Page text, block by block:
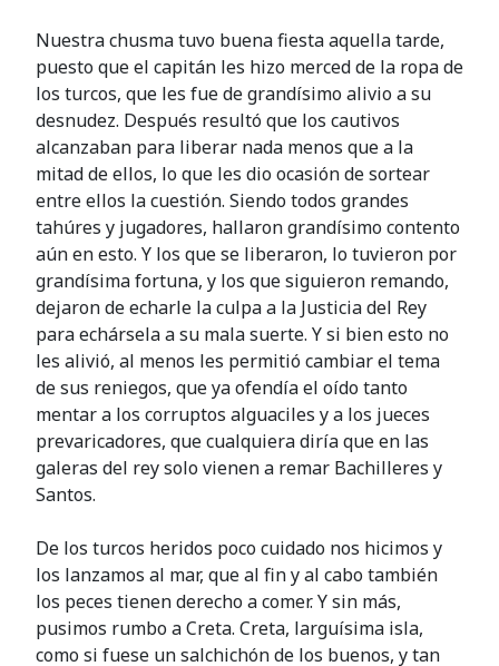
Nuestra chusma tuvo buena fiesta aquella tarde,
puesto que el capitán les hizo merced de la ropa de
los turcos, que les fue de grandísimo alivio a su
desnudez. Después resultó que los cautivos
alcanzaban para liberar nada menos que a la
mitad de ellos, lo que les dio ocasión de sortear
entre ellos la cuestión. Siendo todos grandes
tahúres y jugadores, hallaron grandísimo contento
aún en esto. Y los que se liberaron, lo tuvieron por
grandísima fortuna, y los que siguieron remando,
dejaron de echarle la culpa a la Justicia del Rey
para echársela a su mala suerte. Y si bien esto no
les alivió, al menos les permitió cambiar el tema
de sus reniegos, que ya ofendía el oído tanto
mentar a los corruptos alguaciles y a los jueces
prevaricadores, que cualquiera diría que en las
galeras del rey solo vienen a remar Bachilleres y
Santos.
De los turcos heridos poco cuidado nos hicimos y
los lanzamos al mar, que al fin y al cabo también
los peces tienen derecho a comer. Y sin más,
pusimos rumbo a Creta. Creta, larguísima isla,
como si fuese un salchichón de los buenos, y tan